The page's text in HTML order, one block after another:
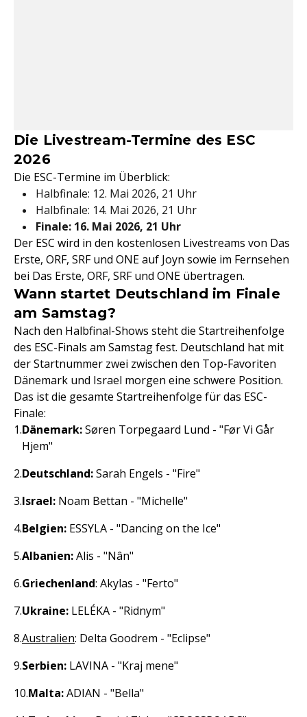
Die Livestream-Termine des ESC
2026
Die ESC-Termine im Überblick:
Halbfinale: 12. Mai 2026, 21 Uhr
Halbfinale: 14. Mai 2026, 21 Uhr
Finale: 16. Mai 2026, 21 Uhr
Der ESC wird in den kostenlosen Livestreams von Das
Erste, ORF, SRF und ONE auf Joyn sowie im Fernsehen
bei Das Erste, ORF, SRF und ONE übertragen.
Wann startet Deutschland im Finale
am Samstag?
Nach den Halbfinal-Shows steht die Startreihenfolge
des ESC-Finals am Samstag fest. Deutschland hat mit
der Startnummer zwei zwischen den Top-Favoriten
Dänemark und Israel morgen eine schwere Position.
Das ist die gesamte Startreihenfolge für das ESC-
Finale:
Dänemark:Søren Torpegaard Lund - "Før Vi Går
Hjem"
Deutschland:Sarah Engels - "Fire"
Israel: Noam Bettan - "Michelle"
Belgien: ESSYLA - "Dancing on the Ice"
Albanien:Alis - "Nân"
Griechenland: Akylas - "Ferto"
Ukraine: LELÉKA - "Ridnym"
Australien: Delta Goodrem - "Eclipse"
Serbien: LAVINA - "Kraj mene"
Malta:ADIAN - "Bella"